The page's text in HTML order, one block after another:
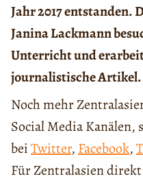
Jahr 2017 entstanden.
JaninaLackmann
Unterricht und
journalistische Artikel.
Noch mehr
Social Media Kanälen,
beiTwitter,Facebook,
Für Zentralasien